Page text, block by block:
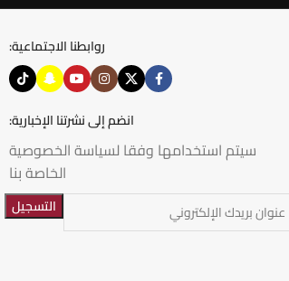
روابطنا الاجتماعية:
انضم إلى نشرتنا الإخبارية:
سيتم استخدامها وفقا لسياسة الخصوصية
الخاصة بنا